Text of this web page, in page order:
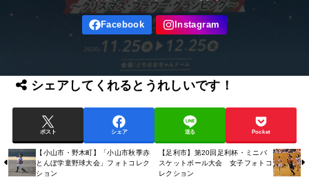
シェアしてくれるとうれしいです！
ポスト シェア 送る Pocket
【小山市・野木町】「小山市秋季赤
とんぼ学童野球大会」フォトコレク
ション
【足利市】第20回足利杯・ミニバ
スケットボール大会 女子フォトコ
レクション